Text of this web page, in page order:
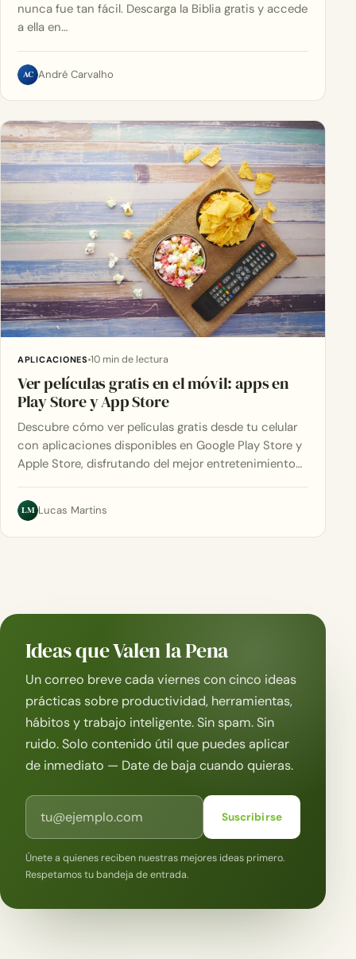
nunca fue tan fácil. Descarga la Biblia gratis y accede
a ella en…
AC André Carvalho
APLICACIONES 10 min de lectura
Ver películas gratis en el móvil: apps en
Play Store y App Store
Descubre cómo ver películas gratis desde tu celular
con aplicaciones disponibles en Google Play Store y
Apple Store, disfrutando del mejor entretenimiento…
LM Lucas Martins
Ideas que Valen la Pena
Un correo breve cada viernes con cinco ideas
prácticas sobre productividad, herramientas,
hábitos y trabajo inteligente. Sin spam. Sin
ruido. Solo contenido útil que puedes aplicar
de inmediato — Date de baja cuando quieras.
Correo electrónico
Suscribirse
Únete a quienes reciben nuestras mejores ideas primero.
Respetamos tu bandeja de entrada.